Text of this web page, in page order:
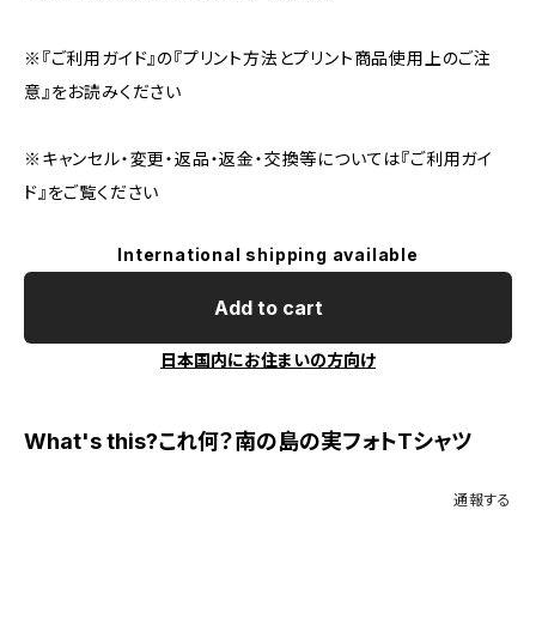
※『ご利用ガイド』の『プリント方法とプリント商品使用上のご注
意』をお読みください
※キャンセル・変更・返品・返金・交換等については『ご利用ガイ
ド』をご覧ください
International shipping available
Add to cart
日本国内にお住まいの方向け
What's this?これ何？南の島の実フォトTシャツ
通報する